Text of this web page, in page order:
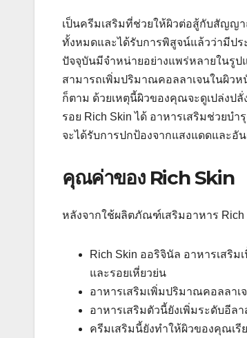
เป็นครีมเสริมที่ช่วยให้ผิวต่อสู้กับสัญญ
ทั้งหมดและได้รับการพิสูจน์แล้วว่ามีป
ปัจจุบันมีจำหน่ายอย่างแพร่หลายในรู
สามารถเพิ่มปริมาณคอลลาเจนในผิวห
ก็ตาม ด้วยเหตุนี้ผิวของคุณจะดูเปล่งป
รอย Rich Skin ได้ อาหารเสริมช่วย
จะได้รับการปกป้องจากแสงแดดและอั
คุณค่าของ Rich Skin
หลังจากใช้ผลิตภัณฑ์เสริมอาหาร Rich
Rich Skin ออริจินัล อาหารเสริ
และรอยเหี่ยวย่น
อาหารเสริมเพิ่มปริมาณคอลลาเ
อาหารเสริมตัวนี้ยังเพิ่มระดับอีล
ครีมเสริมนี้ยังทำให้ผิวของคุณเรี